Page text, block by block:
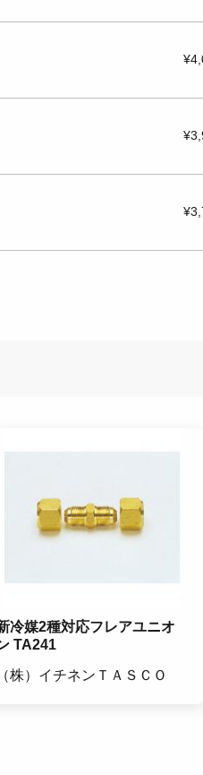
冷媒2種対応フレアユニオ
TA241
（株）イチネンＴＡＳＣＯ